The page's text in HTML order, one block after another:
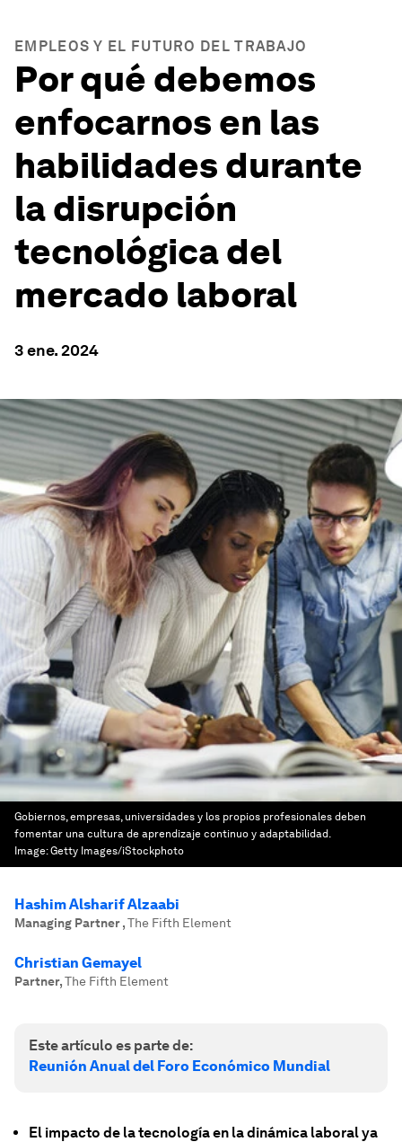
EMPLEOS Y EL FUTURO DEL TRABAJO
Por qué debemos
enfocarnos en las
habilidades durante
la disrupción
tecnológica del
mercado laboral
3 ene. 2024
Gobiernos, empresas, universidades y los propios profesionales deben
fomentar una cultura de aprendizaje continuo y adaptabilidad.
Image:Getty Images/iStockphoto
Hashim Alsharif Alzaabi
Managing Partner,The Fifth Element
Christian Gemayel
Partner,The Fifth Element
Este artículo es parte de:
Reunión Anual del Foro Económico Mundial
El impacto de la tecnología en la dinámica laboral ya